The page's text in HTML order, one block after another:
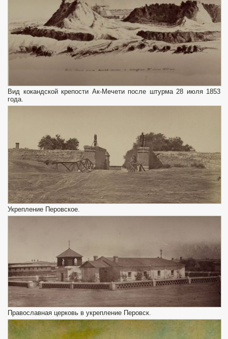
Вид кокандской крепости Ак-Мечети после штурма 28 июля 1853
года.
Укрепление Перовское.
Православная церковь в укрепление Перовск.